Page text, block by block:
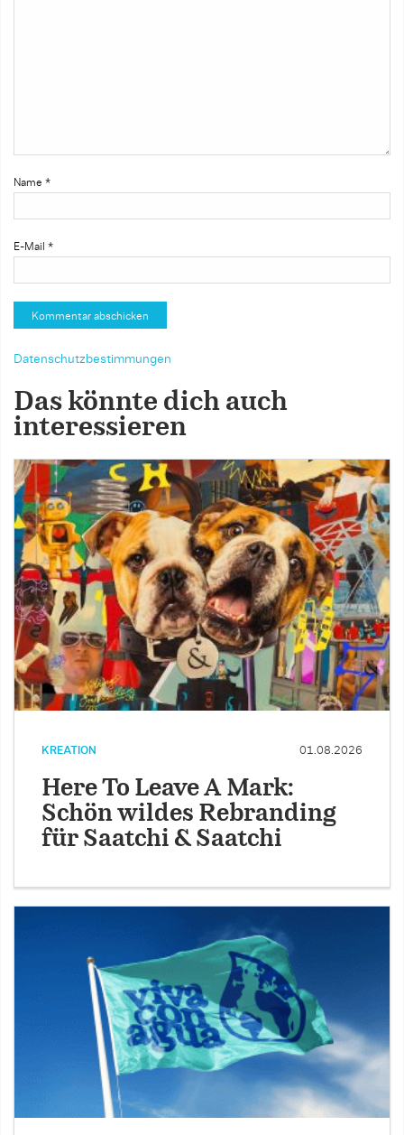
Name *
E-Mail *
Datenschutzbestimmungen
Das könnte dich auch
interessieren
KREATION 01.08.2026
Here To Leave A Mark:
Schön wildes Rebranding
für Saatchi & Saatchi